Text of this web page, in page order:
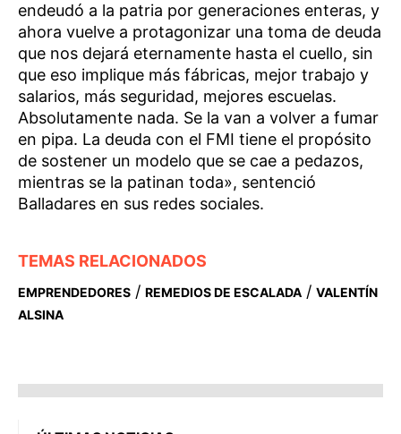
endeudó a la patria por generaciones enteras, y
ahora vuelve a protagonizar una toma de deuda
que nos dejará eternamente hasta el cuello, sin
que eso implique más fábricas, mejor trabajo y
salarios, más seguridad, mejores escuelas.
Absolutamente nada. Se la van a volver a fumar
en pipa. La deuda con el FMI tiene el propósito
de sostener un modelo que se cae a pedazos,
mientras se la patinan toda», sentenció
Balladares en sus redes sociales.
TEMAS RELACIONADOS
EMPRENDEDORES / REMEDIOS DE ESCALADA / VALENTÍN
ALSINA